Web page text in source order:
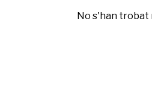
No s'han trobat